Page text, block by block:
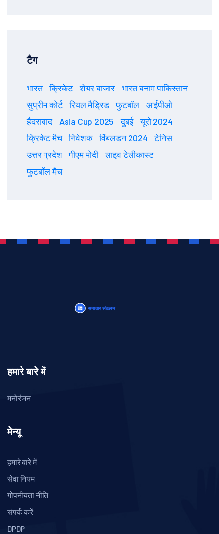
टैग
भारत क्रिकेट शेयर बाजार
भारत बनाम पाकिस्तान
सुप्रीम कोर्ट
रियल मैड्रिड फुटबॉल
आईपीओ
हैदराबाद
Asia Cup 2025 दुबई
यूरो 2024
क्रिकेट मैच
निवेशक विंबलडन 2024
टेनिस
उत्तर प्रदेश
पीएम मोदी
लाइव टेलीकास्ट
फुटबॉल मैच
हमारे बारे में
मनोरंजन
मेन्यू
हमारे बारे में
सेवा नियम
गोपनीयता नीति
संपर्क करें
DPDP